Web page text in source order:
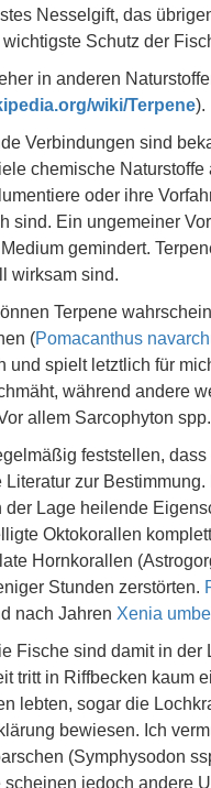
Nesselgift, das
Schutz der
in anderen
wiki/Terpene).
Verbindungen sind
chemische
oder ihre
sind. Ein ungemeiner
gemindert.
wirksam sind.
Terpene
(Pomacanthus
und spielt letztlich für
während andere
allem Sarcophyton
feststellen,
Literatur zur
der Lage heilende
Oktokorallen
Hornkorallen
Stunden zerstörten.
nach Jahren Xenia
Fische sind damit in
tritt in Riffbecken kaum
lebten, sogar die
bewiesen. Ich
(Symphysodon
scheinen jedoch andere